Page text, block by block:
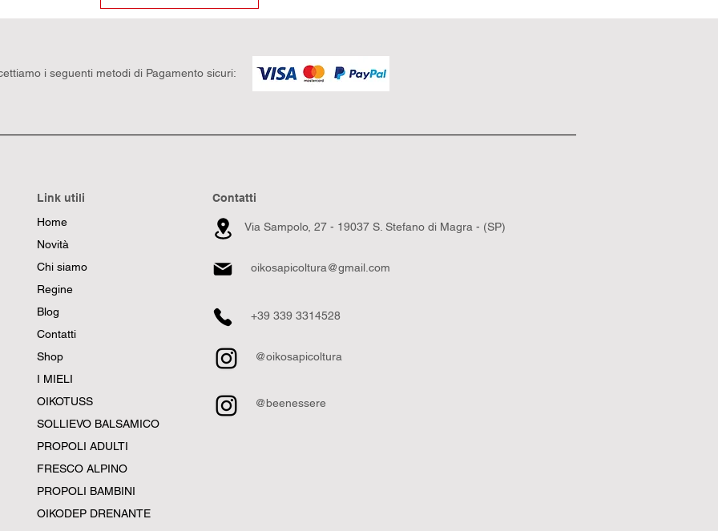
i seguenti metodi di Pagamento sicuri:
Link utili
Home
Novità
Chi siamo
Regine
Blog
Contatti
Shop
I MIELI
OIKOTUSS
SOLLIEVO BALSAMICO
PROPOLI ADULTI
FRESCO ALPINO
PROPOLI BAMBINI
OIKODEP DRENANTE
Contatti
Via Sampolo, 27 - 19037 S. Stefano di Magra - (SP)
oikosapicoltura@gmail.com
+39 339 3314528
@oikosapicoltura
@beenessere